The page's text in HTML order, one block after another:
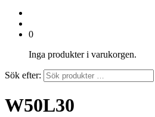
0
Inga produkter i varukorgen.
Sök efter:
W50L30